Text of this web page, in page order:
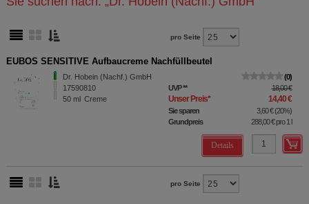
pro Seite
EUBOS SENSITIVE Aufbaucreme Nachfüllbeutel
Dr. Hobein (Nachf.) GmbH
17590810
50 ml Creme
0
UVP** 18,00 €
Unser Preis* 14,40 €
Sie sparen 3,60 €(20%)
Grundpreis
288,00 €pro 1 l
Details
pro Seite